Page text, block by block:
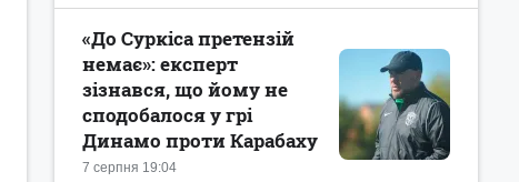
7 серпня 19:04
«До Суркіса претензій
немає»: експерт
зізнався, що йому не
сподобалося у грі
Динамо проти Карабаху